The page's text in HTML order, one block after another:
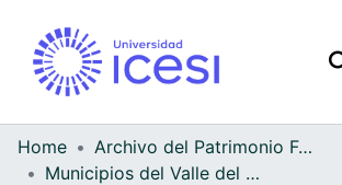
Home
Archivo del Patrimonio Fotográfico y Fílmico del Valle del Cauca
Municipios del Valle del Cauca